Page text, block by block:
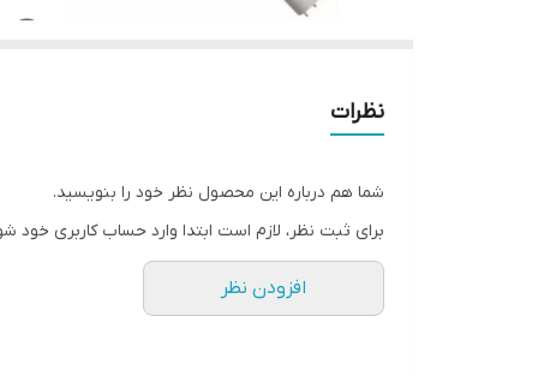
نظرات
شما هم درباره این محصول نظر خود را بنویسید.
برای ثبت نظر، لازم است ابتدا وارد حساب کاربری خود
افزودن نظر